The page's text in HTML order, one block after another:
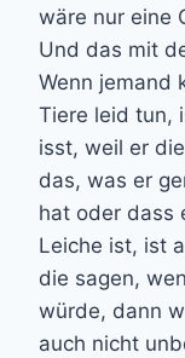
wäre nur eine
Und das mit
Wenn jemand
Tiere leid tun,
isst, weil er
das, was er
hat oder dass
Leiche ist, ist
die sagen,
würde, dann
auch nicht